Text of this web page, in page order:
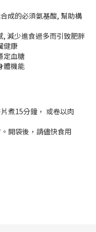
成的必須氨基酸, 幫助構
減少進食過多而引致肥胖
健康
定血糖
體機能
煮15分鐘， 或卷以肉
開袋後，請儘快食用